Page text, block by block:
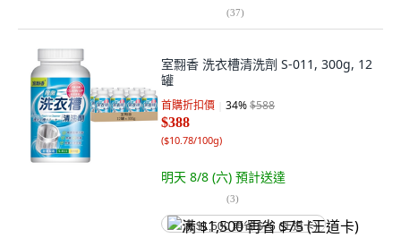
(37)
室翲香 洗衣槽清洗劑 S-011, 300g, 12
罐
首購折扣價 34%$588
$388
($10.78/100g)
明天 8/8 (六) 預計送達
(3)
满 $1,500 再省 $75 (王道卡)